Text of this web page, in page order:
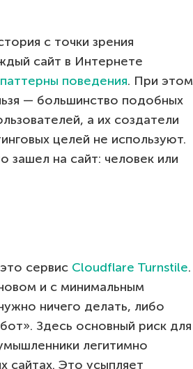
с точки зрения
сайт в Интернете
поведения. При этом
— большинство подобных
а их создатели
целей не используют.
зашел на сайт: человек или
сервис Cloudflare Turnstile.
и с минимальным
ничего делать, либо
Здесь основный риск для
легитимно
сайтах. Это усыпляет